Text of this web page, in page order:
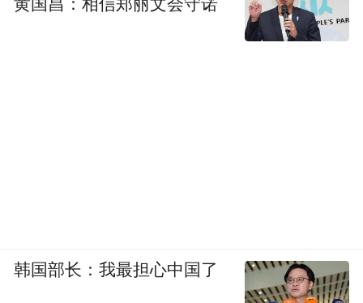
黄国昌：相信郑丽文会守诺
韩国部长：我最担心中国了